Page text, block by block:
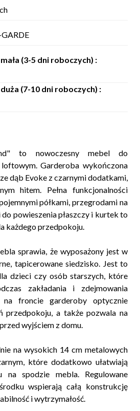
(3-5 dni roboczych) :
(7-10 dni roboczych) :
to nowoczesny mebel do
Garderoba wykończona
dąb Evoke z czarnymi dodatkami,
hitem. Pełna funkcjonalności
półkami, przegrodami na
powieszenia płaszczy i kurtek to
każdego przedpokoju.
sprawia, że wyposażony jest w
tapicerowane siedzisko. Jest to
dzieci czy osób starszych, które
zakładania i zdejmowania
froncie garderoby optycznie
przedpokoju, a także pozwala na
wyjściem z domu.
na wysokich 14 cm metalowych
które dodatkowo ułatwiają
na spodzie mebla. Regulowane
wspierają całą konstrukcję
i wytrzymałość.